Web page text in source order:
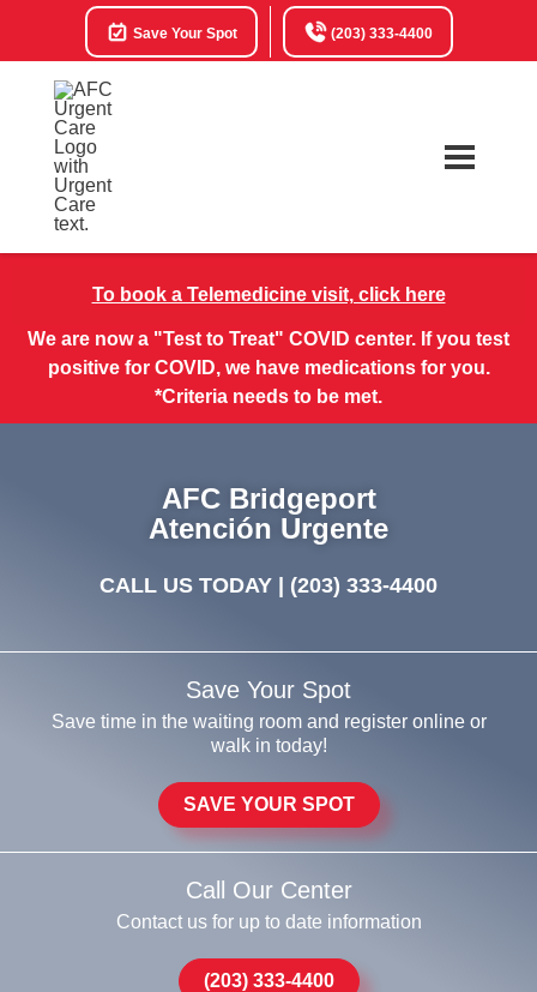
Save Your Spot (203) 333-4400
To book a Telemedicine visit, click here
We are now a "Test to Treat" COVID center. If you test
positive for COVID, we have medications for you.
*Criteria needs to be met.
AFC Bridgeport
Atención Urgente
CALL US TODAY | (203) 333-4400
Save Your Spot
Save time in the waiting room and register online or
walk in today!
SAVE YOUR SPOT
Call Our Center
Contact us for up to date information
(203) 333-4400